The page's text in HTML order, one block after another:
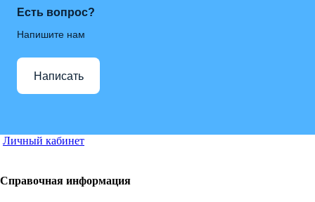
Есть вопрос?
Напишите нам
Написать
Личный кабинет
Справочная информация